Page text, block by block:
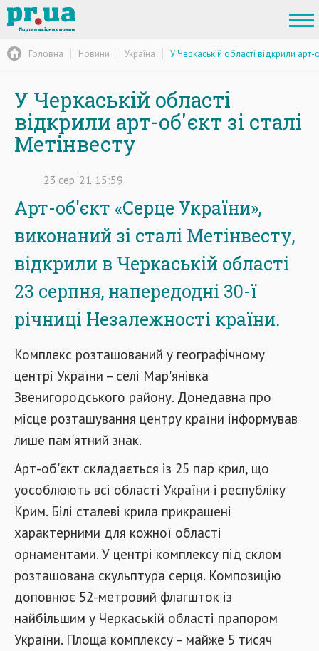
Головна Новини Україна У Черкаській області відкрили арт-
У Черкаській області
відкрили арт-об'єкт зі сталі
Метінвесту
23 сер '21 15:59
Арт-об'єкт «Серце України»,
виконаний зі сталі Метінвесту,
відкрили в Черкаській області
23 серпня, напередодні 30-ї
річниці Незалежності країни.
Комплекс розташований у географічному
центрі України – селі Мар'янівка
Звенигородського району. Донедавна про
місце розташування центру країни інформував
лише пам'ятний знак.
Арт-об'єкт складається із 25 пар крил, що
уособлюють всі області України і республіку
Крим. Білі сталеві крила прикрашені
характерними для кожної області
орнаментами. У центрі комплексу під склом
розташована скульптура серця. Композицію
доповнює 52-метровий флагшток із
найбільшим у Черкаській області прапором
України. Площа комплексу – майже 5 тисяч